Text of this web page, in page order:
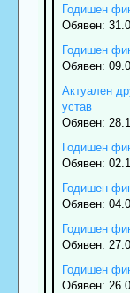
Годишен
Обявен:
Годишен
Обявен:
Актуален
устав
Обявен:
Годишен
Обявен:
Годишен
Обявен:
Годишен
Обявен:
Годишен
Обявен: